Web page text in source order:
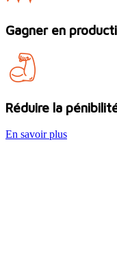
Gagner en
Réduire la
En savoir plus